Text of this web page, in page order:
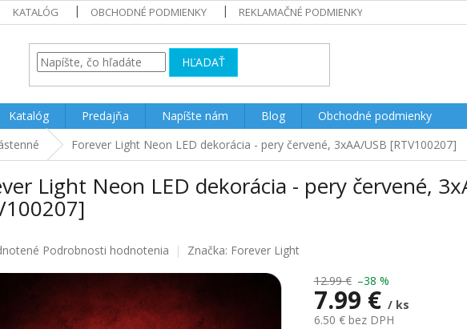
KATALÓG OBCHODNÉ PODMIENKY REKLAMAČNÉ PODMIENKY
HĽADAŤ
Katalóg Predajňa Napíšte nám Blog
Obchodné podmienky
Forever Light Neon LED dekorácia - pery červené, 3xAA/USB [RTV100207]
Light Neon LED dekorácia - pery červené,
Podrobnosti hodnotenia Značka: Forever Light
12.99 € –38 %
7.99 € / ks
6.50 € bez DPH